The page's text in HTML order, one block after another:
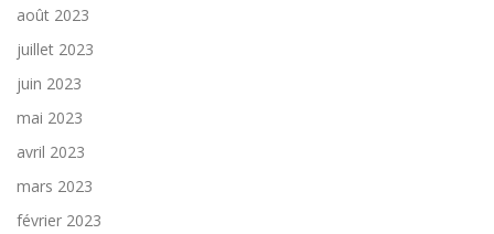
août 2023
juillet 2023
juin 2023
mai 2023
avril 2023
mars 2023
février 2023